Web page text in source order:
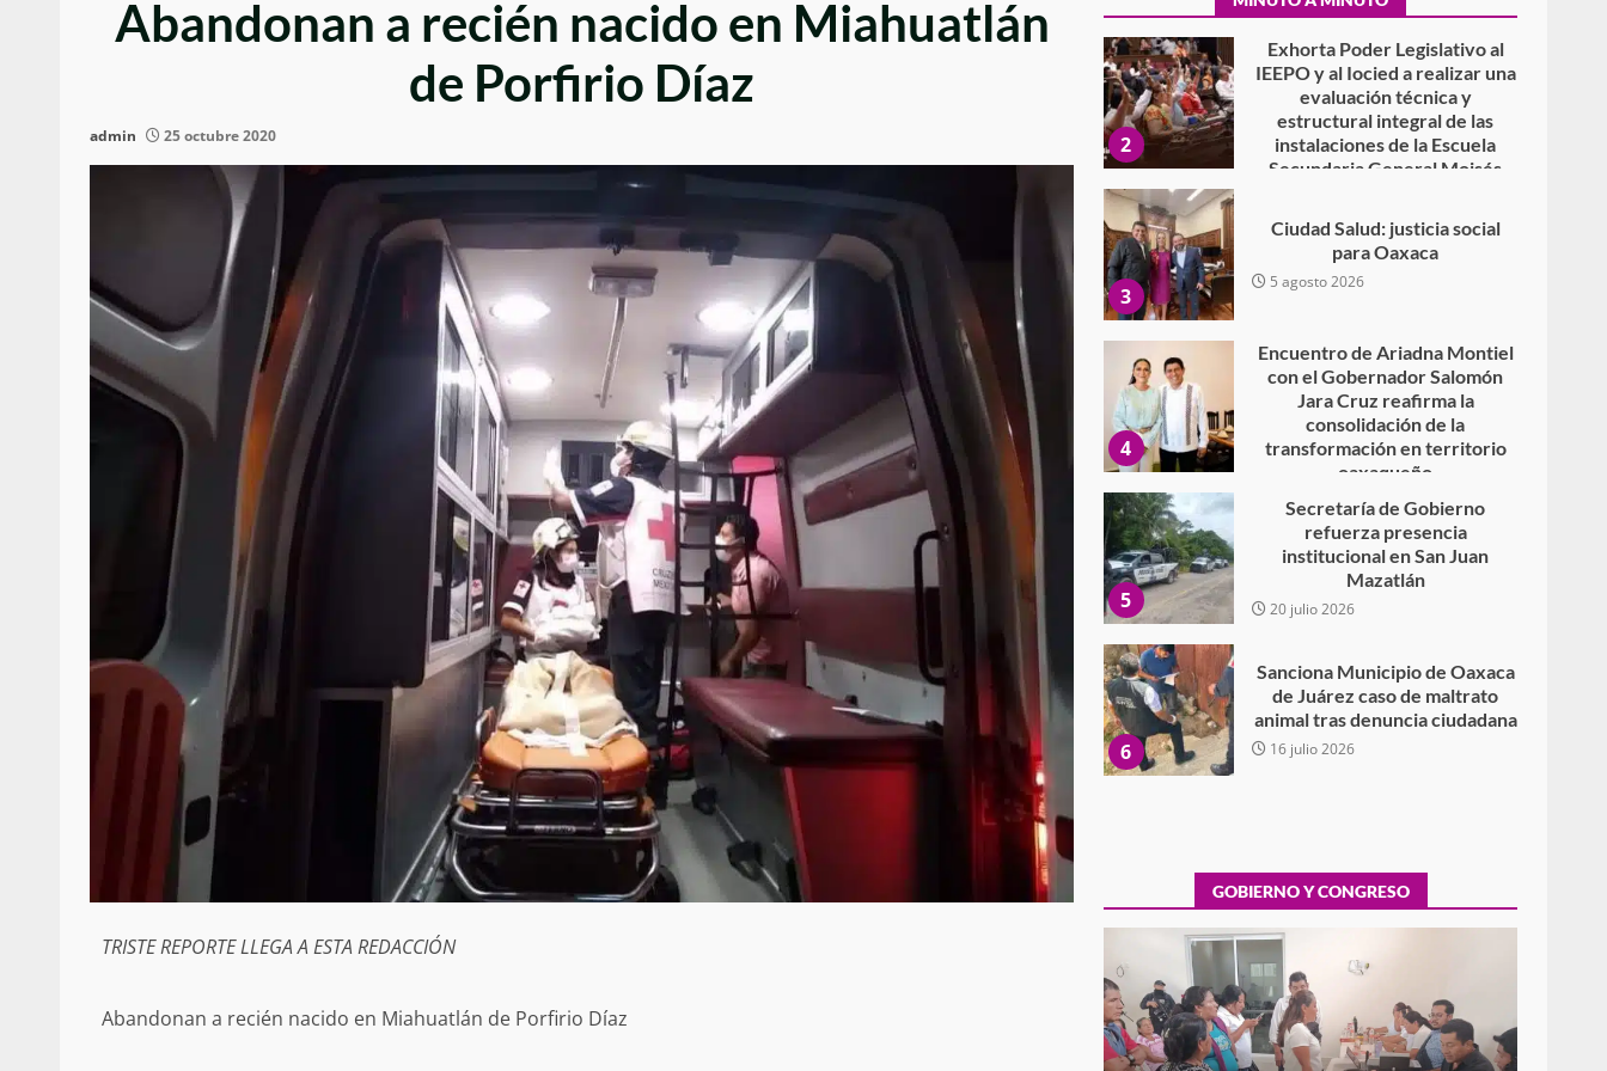
Abandonan a recién nacido en Miahuatlán
de Porfirio Díaz
admin 25 octubre 2020
TRISTE REPORTE LLEGA A ESTA REDACCIÓN
Abandonan a recién nacido en Miahuatlán de Porfirio Díaz
Secundaria General Moisés
Sáenz Garza
5 agosto 2026
3
Ciudad Salud: justicia social
para Oaxaca
5 agosto 2026
4
con el Gobernador Salomón
Jara Cruz reafirma la
consolidación de la
30 julio 2026
5
Secretaría de Gobierno
refuerza presencia
institucional en San Juan
Mazatlán
20 julio 2026
6
Sanciona Municipio de Oaxaca
de Juárez caso de maltrato
animal tras denuncia ciudadana
16 julio 2026
7
Detienen a Ernesto Ruffo en
Baja California; FGR lo investiga
por presuntos delitos de
delincuencia organizada y
contrabando
1
Santiago Xanica: Jesús Romero
2
Exhorta Poder Legislativo al
IEEPO y al Iocied a realizar una
evaluación técnica y
estructural integral de las
instalaciones de la Escuela
GOBIERNO Y CONGRESO
Exhorta Poder Legislativo al IEEPO y al Iocied
a realizar una evaluación técnica y